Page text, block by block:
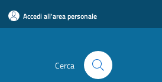
Accedi all'area personale
Cerca